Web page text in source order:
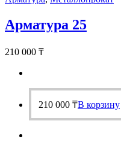
Арматура 25
210 000 ₸
210 000 ₸В корзину